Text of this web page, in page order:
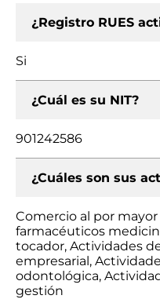
¿Registro RUES
Si
¿Cuál es su NIT?
901242586
¿Cuáles son sus
Comercio al por
farmacéuticos
tocador, Actividades
empresarial,
odontológica,
gestión